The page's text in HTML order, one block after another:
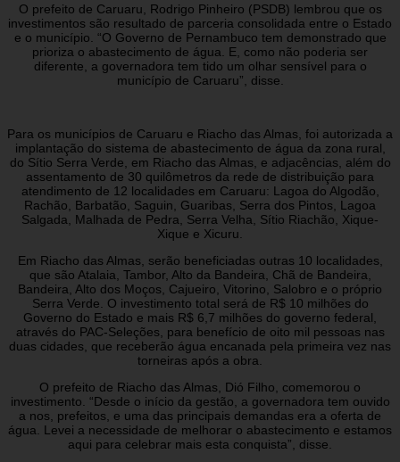
O prefeito de Caruaru, Rodrigo Pinheiro (PSDB) lembrou que os
investimentos são resultado de parceria consolidada entre o Estado
e o município. “O Governo de Pernambuco tem demonstrado que
prioriza o abastecimento de água. E, como não poderia ser
diferente, a governadora tem tido um olhar sensível para o
município de Caruaru”, disse.
Para os municípios de Caruaru e Riacho das Almas, foi autorizada a
implantação do sistema de abastecimento de água da zona rural,
do Sítio Serra Verde, em Riacho das Almas, e adjacências, além do
assentamento de 30 quilômetros da rede de distribuição para
atendimento de 12 localidades em Caruaru: Lagoa do Algodão,
Rachão, Barbatão, Saguin, Guaribas, Serra dos Pintos, Lagoa
Salgada, Malhada de Pedra, Serra Velha, Sítio Riachão, Xique-
Xique e Xicuru.
Em Riacho das Almas, serão beneficiadas outras 10 localidades,
que são Atalaia, Tambor, Alto da Bandeira, Chã de Bandeira,
Bandeira, Alto dos Moços, Cajueiro, Vitorino, Salobro e o próprio
Serra Verde. O investimento total será de R$ 10 milhões do
Governo do Estado e mais R$ 6,7 milhões do governo federal,
através do PAC-Seleções, para benefício de oito mil pessoas nas
duas cidades, que receberão água encanada pela primeira vez nas
torneiras após a obra.
O prefeito de Riacho das Almas, Dió Filho, comemorou o
investimento. “Desde o início da gestão, a governadora tem ouvido
a nos, prefeitos, e uma das principais demandas era a oferta de
água. Levei a necessidade de melhorar o abastecimento e estamos
aqui para celebrar mais esta conquista”, disse.